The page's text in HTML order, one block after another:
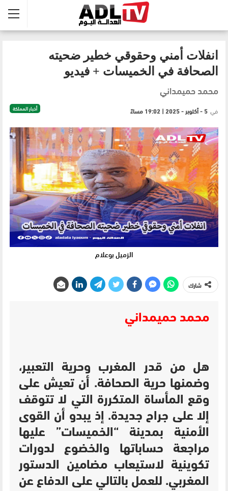
انفلات أمني وحقوقي خطير ضحيته
الصحافة في الخميسات + فيديو
محمد حميمداني
أخبار المملكة في 5 - أكتوبر - 2025 | 19:02 مساءً
الزميل بوعلام
شارك
محمد حميمداني
هل من قدر المغرب وحرية التعبير،
وضمنها حرية الصحافة. أن تعيش على
وقع المأساة المتكررة التي لا تتوقف
إلا على جراح جديدة. إذ يبدو أن القوى
الأمنية بمدينة “الخميسات” عليها
مراجعة حساباتها والخضوع لدورات
تكوينية لاستيعاب مضامين الدستور
المغربي. للعمل بالتالي على الدفاع عن